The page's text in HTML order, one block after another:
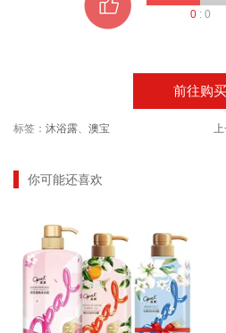
0: 0
前往购买
标签： 沐浴露 澳宝
你可能还喜欢